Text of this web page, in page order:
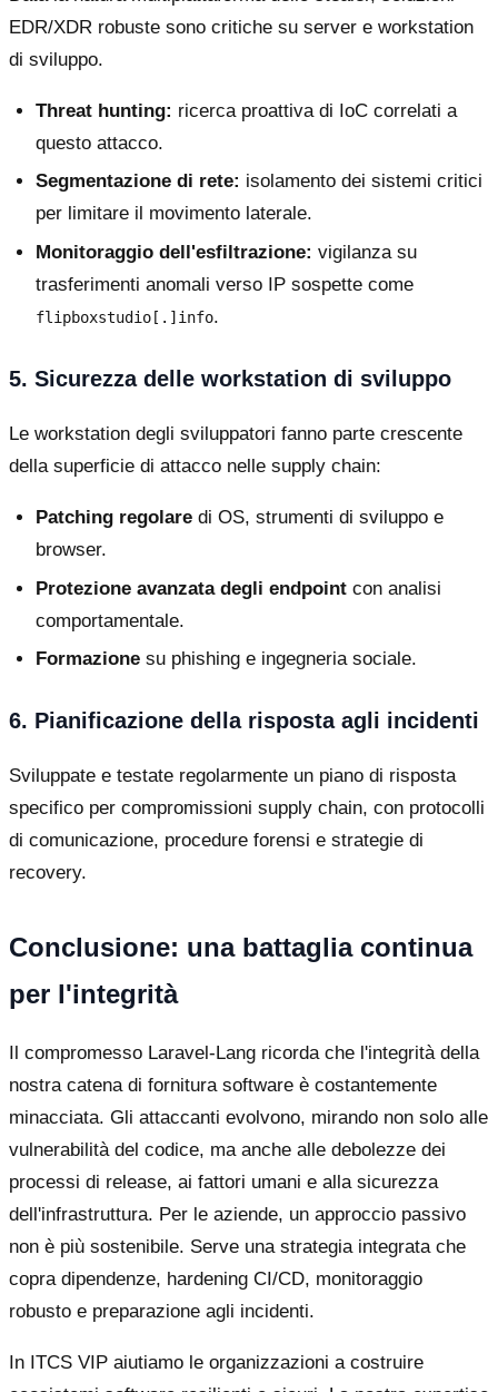
EDR/XDR robuste sono critiche su server e workstation
di sviluppo.
Threat hunting: ricerca proattiva di IoC correlati a
questo attacco.
Segmentazione di rete: isolamento dei sistemi critici
per limitare il movimento laterale.
Monitoraggio dell'esfiltrazione: vigilanza su
trasferimenti anomali verso IP sospette come
flipboxstudio[.]info.
5. Sicurezza delle workstation di sviluppo
Le workstation degli sviluppatori fanno parte crescente
della superficie di attacco nelle supply chain:
Patching regolare di OS, strumenti di sviluppo e
browser.
Protezione avanzata degli endpoint con analisi
comportamentale.
Formazione su phishing e ingegneria sociale.
6. Pianificazione della risposta agli incidenti
Sviluppate e testate regolarmente un piano di risposta
specifico per compromissioni supply chain, con protocolli
di comunicazione, procedure forensi e strategie di
recovery.
Conclusione: una battaglia continua
per l'integrità
Il compromesso Laravel-Lang ricorda che l'integrità della
nostra catena di fornitura software è costantemente
minacciata. Gli attaccanti evolvono, mirando non solo alle
vulnerabilità del codice, ma anche alle debolezze dei
processi di release, ai fattori umani e alla sicurezza
dell'infrastruttura. Per le aziende, un approccio passivo
non è più sostenibile. Serve una strategia integrata che
copra dipendenze, hardening CI/CD, monitoraggio
robusto e preparazione agli incidenti.
In ITCS VIP aiutiamo le organizzazioni a costruire